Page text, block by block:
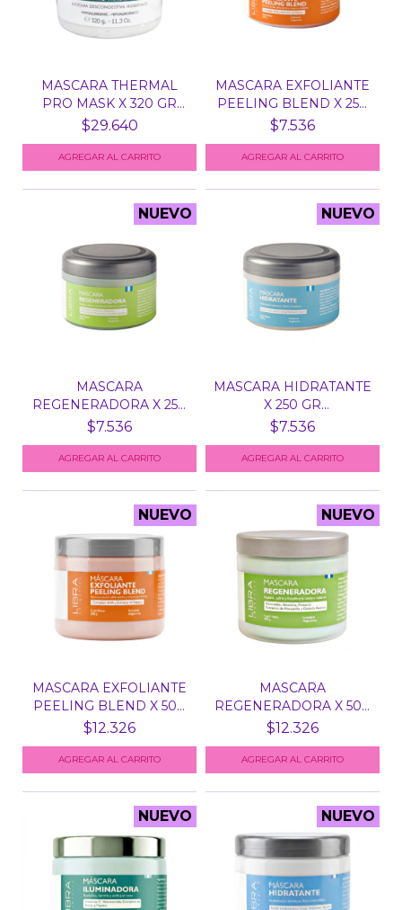
MASCARA THERMAL
PRO MASK X 320 GR
DESCON...
$29.640
MASCARA EXFOLIANTE
PEELING BLEND X 250
G...
$7.536
NUEVO
MASCARA
REGENERADORA X 250
GR REPARADORA...
$7.536
NUEVO
MASCARA HIDRATANTE
X 250 GR
HIALURONICO...
$7.536
NUEVO
MASCARA EXFOLIANTE
PEELING BLEND X 500
G...
$12.326
NUEVO
MASCARA
REGENERADORA X 500
GR REPARADORA...
$12.326
NUEVO NUEVO